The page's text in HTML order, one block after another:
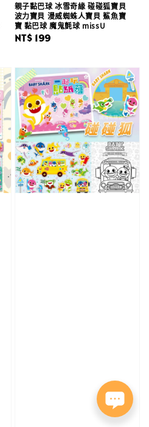
親子黏巴球 冰雪奇緣 碰碰狐寶貝
波力寶貝 漫威蜘蛛人寶貝 鯊魚寶
寶 黏巴球 魔鬼氈球 missU
Regular
NT$ 199